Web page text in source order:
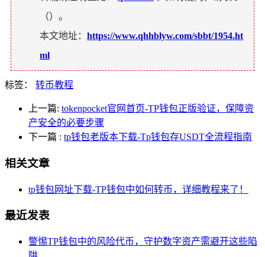
（）。
本文地址： https://www.qhhblyw.com/sbbt/1954.ht
ml
标签： 转币教程
上一篇: tokenpocket官网首页-TP钱包正版验证，保障资
产安全的必要步骤
下一篇 : tp钱包老版本下载-Tp钱包存USDT全流程指南
相关文章
tp钱包网址下载-TP钱包中如何转币，详细教程来了！
最近发表
警惕TP钱包中的风险代币，守护数字资产需避开这些陷